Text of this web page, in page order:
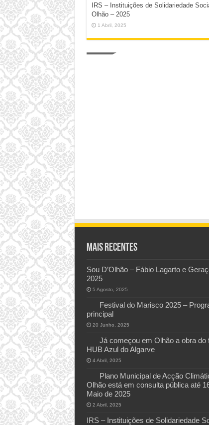
IRS – Instituições de Solidariedade
Olhão – 2025
1 Abril, 2025
Mais Recentes
Sou D’Olhão – Fábio Lagarto e
2025
5 Agosto, 2025
Festival do Marisco 2025 –
principal
20 Junho, 2025
Já começou em Olhão a obra do
HUB Azul do Algarve
4 Abril, 2025
Plano Municipal de Acção
Olhão está em consulta pública até
Maio de 2025
2 Abril, 2025
IRS – Instituições de Solidariedade